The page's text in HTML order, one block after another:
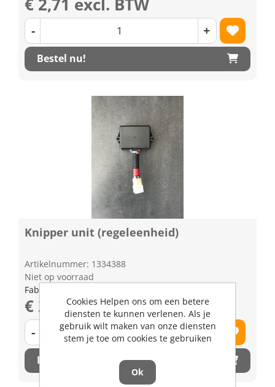
- +
Bestel nu!
Knipper unit (regeleenheid)
Artikelnummer: 1334388
Niet op voorraad
Fabrikant artikel nummer: TD06933700
€ 215,54 excl. BTW
- +
Bestel nu!
Cookies Helpen ons om een betere
diensten te kunnen verlenen. Als je
gebruik wilt maken van onze diensten
stem je toe om cookies te gebruiken
Ok